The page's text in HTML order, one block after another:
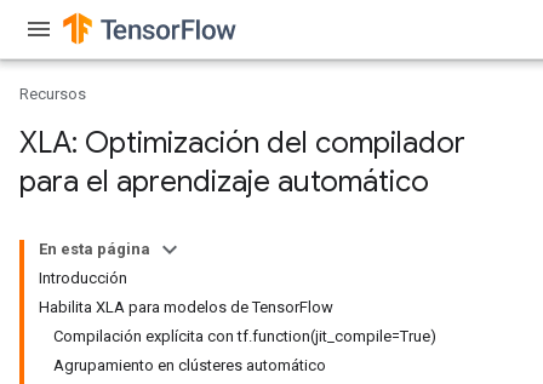
Recursos
XLA: Optimización del compilador
para el aprendizaje automático
En esta página
Introducción
Habilita XLA para modelos de TensorFlow
Compilación explícita con tf.function(jit_compile=True)
Agrupamiento en clústeres automático